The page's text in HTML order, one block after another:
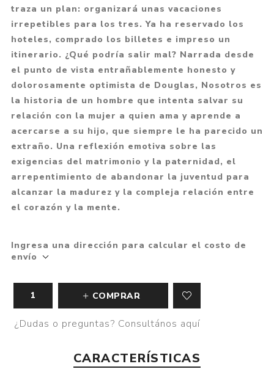
traza un plan: organizará unas vacaciones
irrepetibles para los tres. Ya ha reservado los
hoteles, comprado los billetes e impreso un
itinerario. ¿Qué podría salir mal? Narrada desde
el punto de vista entrañablemente honesto y
dolorosamente optimista de Douglas, Nosotros es
la historia de un hombre que intenta salvar su
relación con la mujer a quien ama y aprende a
acercarse a su hijo, que siempre le ha parecido un
extraño. Una reflexión emotiva sobre las
exigencias del matrimonio y la paternidad, el
arrepentimiento de abandonar la juventud para
alcanzar la madurez y la compleja relación entre
el corazón y la mente.
Ingresa una dirección para calcular el costo de
envío
COMPRAR
¿Dudas o preguntas? Consultános aquí
CARACTERÍSTICAS